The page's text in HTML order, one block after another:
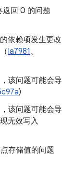
返回 0 的问题
依赖项发生更改
Ia7981 、
该问题可能会导
)
该问题可能会导
无效写入
存储值的问题